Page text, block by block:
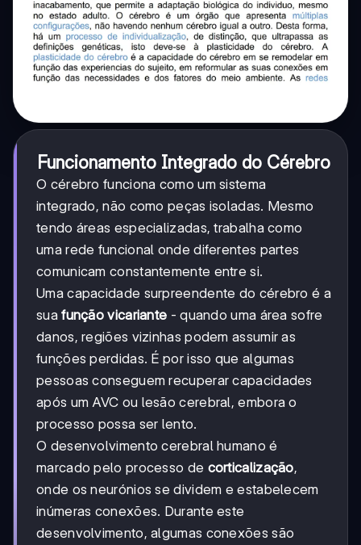
Funcionamento Integrado do Cérebro
O cérebro funciona como um sistema
integrado, não como peças isoladas. Mesmo
tendo áreas especializadas, trabalha como
uma rede funcional onde diferentes partes
comunicam constantemente entre si.
Uma capacidade surpreendente do cérebro é a
suafunção vicariante - quando uma área sofre
danos, regiões vizinhas podem assumir as
funções perdidas. É por isso que algumas
pessoas conseguem recuperar capacidades
após um AVC ou lesão cerebral, embora o
processo possa ser lento.
O desenvolvimento cerebral humano é
marcado pelo processo de corticalização,
onde os neurónios se dividem e estabelecem
inúmeras conexões. Durante este
desenvolvimento, algumas conexões são